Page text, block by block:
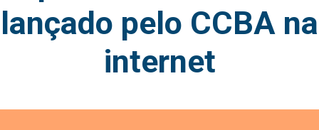
lançado pelo CCBA na
internet